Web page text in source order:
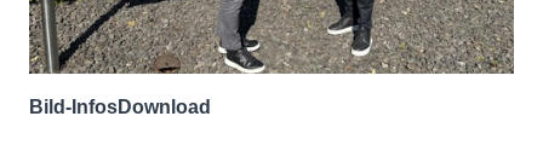
Bild-InfosDownload